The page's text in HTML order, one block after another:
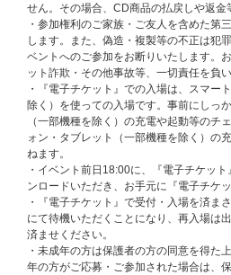
※必ず「リハーサル観覧抽選対象商品」
品をご購入いただく場合、抽選対象外に
※ご注文完了後の商品のキャンセル、返
更（数量も含む）は一切お受けできませ
い。
■応募に関する注意事項
リハーサル観覧抽選対象商品（ATINY盤
回フラッシュプライス盤、メンバーソロ
いずれか1枚または1セット）のご予約（
リーになり、お客様からの応募作業は必
※CD 1枚の購入で1回の応募となり、購
せん。おひとり様何回でもご購入、ご応
※セット商品をご購入の場合は枚数分に
態セット購入で3口、8形態セット購入で8
※ご購入時に「リハーサル観覧抽選対象
ください。通常商品をご購入いただいて
せん。その場合、CD商品の払戻しや返金
・参加権利のご家族・ご友人を含めた第
します。また、偽造・複製等の不正は犯
ベントへのご参加をお断りいたします。
ット詐欺・その他事故等、一切責任を負い
・『電子チケット』での入場は、スマー
除く）を使っての入場です。事前にしっ
（一部機種を除く）の充電や起動等のチ
ォン・タブレット（一部機種を除く）の
ねます。
・イベント前日18:00に、『電子チケッ
ンロードいただき、お手元に『電子チケ
・『電子チケット』で受付・入場を済ま
にて待機いただくことになり、再入場は
済ませください。
・未成年の方は保護者の方の同意を得た
年の方がご応募・ご参加された場合は、